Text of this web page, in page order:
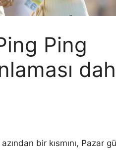
Ping
bir kısmını, Pazar